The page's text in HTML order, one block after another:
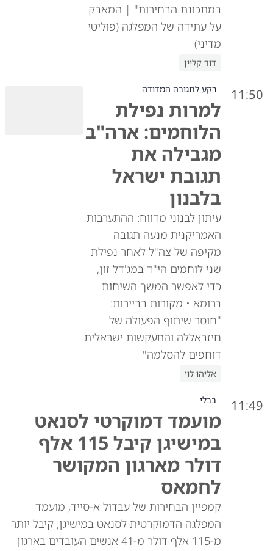
במתכונת הבחירות" | המאבק
על עתידה של המפלגה (פוליטי
מדיני)
דוד קליין
11:50 רקע לתגובה המדודה
למרות נפילת
הלוחמים: ארה"ב
מגבילה את
תגובת ישראל
בלבנון
עיתון לבנוני מדווח: ההתערבות
האמריקנית מנעה תגובה
מקיפה של צה"ל לאחר נפילת
שני לוחמים הי"ד במג'דל זון,
כדי לאפשר המשך השיחות
ברומא • מקורות בביירות:
"חוסר שיתוף הפעולה של
חיזבאללה והתעקשות ישראלית
דוחפים להסלמה"
אליהו לוי
11:49 בבלי
מועמד דמוקרטי לסנאט
במישיגן קיבל 115 אלף
דולר מארגון המקושר
לחמאס
קמפיין הבחירות של עבדול א-סייד, מועמד
המפלגה הדמוקרטית לסנאט במישיגן, קיבל יותר
מ-115 אלף דולר מ-41 אנשים העובדים בארגון